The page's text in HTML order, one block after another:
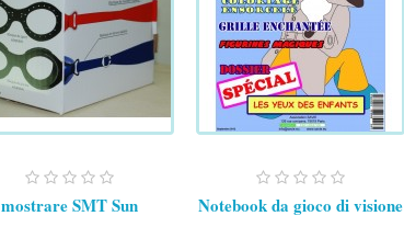
mostrare SMT Sun Notebook da gioco di visione